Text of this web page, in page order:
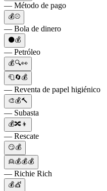
— Método de pago
💰⚾
— Bola de dinero
⚫💰
— Petróleo
💰🔍👀
🧻🔄💰
— Reventa de papel higiénico
🎨💰🔨
— Subasta
💰🔀👦
— Rescate
😏💰
👱💰💰💰
— Richie Rich
💰💇